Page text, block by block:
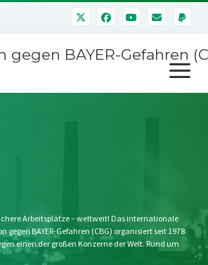
gegen BAYER-Gefahren
Menü
öffnen
Arbeitsplätze – weltweit! Das internationale
gegen BAYER-Gefahren (CBG) organisiert seit 1978
einen der großen Konzerne der Welt. Rund um